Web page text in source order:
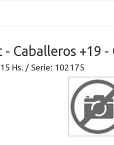
Caballeros +19 -
Hs. / Serie: 102175